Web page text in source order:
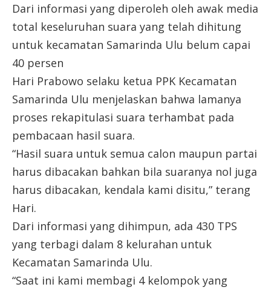
Dari informasi yang diperoleh oleh awak media
total keseluruhan suara yang telah dihitung
untuk kecamatan Samarinda Ulu belum capai
40 persen
Hari Prabowo selaku ketua PPK Kecamatan
Samarinda Ulu menjelaskan bahwa lamanya
proses rekapitulasi suara terhambat pada
pembacaan hasil suara.
“Hasil suara untuk semua calon maupun partai
harus dibacakan bahkan bila suaranya nol juga
harus dibacakan, kendala kami disitu,” terang
Hari.
Dari informasi yang dihimpun, ada 430 TPS
yang terbagi dalam 8 kelurahan untuk
Kecamatan Samarinda Ulu.
“Saat ini kami membagi 4 kelompok yang